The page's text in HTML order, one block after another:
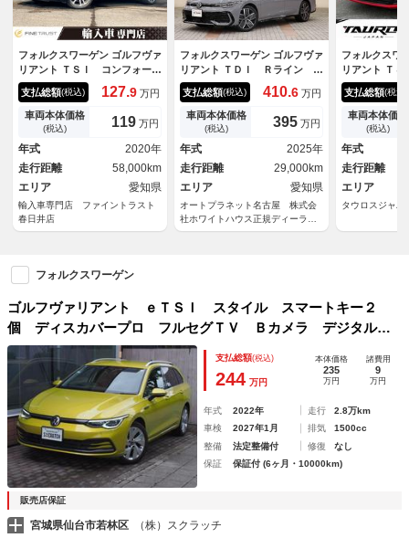
フォルクスワーゲン ゴルフヴァ
リアント ＴＳＩ コンフォート
ライン マイスター 特別仕様
車 ＤｉｓｃｏｖｅｒＰｒｏ
９．２インチナビ パーキング
アシスト ６ヶ月走行距離無制
限保証付 アダプティブクルー
ズコントロール 禁煙車 ＬＥ
Ｄヘッドライト フルセグ ブ
ラインドスポットモニター
支払総額(税込) 127.9 万円
車両本体価格
(税込) 119 万円
年式
2020年
走行距離
58,000km
エリア
愛知県
輸入車専門店 ファイントラスト
春日井店
フォルクスワーゲン ゴルフヴァ
リアント ＴＤＩ Ｒライン 後
期モデル／ワンオーナー／禁煙
車／グレー＆ブラックコンビレ
ザー／衝突軽減ブレーキ／ＡＣ
Ｃ／Ｃａｒｐｌａｙ／Ａｎｄｒ
ｏｉｄＡｕｔｏ／ナビ／全周囲
カメラ／パワーテールゲート／
シートヒーター／パワーシート
／
支払総額(税込) 410.6 万円
車両本体価格
(税込) 395 万円
年式
2025年
走行距離
29,000km
エリア
愛知県
オートプラネット名古屋 株式会
社ホワイトハウス正規ディーラー
グループ
フォルクスワ
リアント ＴＳ
ブルーモーシ
ー ユーザー
インチホ
Ｃ オート
ステアリン
ビ
支払総額(税込)
車両本体価格
(税込)
年式
走行距離
エリア
タウロスジャパ
フォルクスワーゲン
ゴルフヴァリアント ｅＴＳＩ スタイル スマートキー２
個 ディスカバープロ フルセグＴＶ Ｂカメラ デジタルコ
ックピットプロ エマージェンシーアシスト テクノロジーＰ
ＫＧ 純正１７インチＡＷ シートヒーター ＥＴＣ２．０
支払総額(税込)
244 万円
本体価格
235
万円
諸費用
9
万円
年式 2022年 走行
2.8万km
車検
2027年1月 排気
1500cc
整備
法定整備付 修復
なし
保証
保証付 (6ヶ月・10000km)
販売店保証
宮城県仙台市若林区 （株）スクラッチ